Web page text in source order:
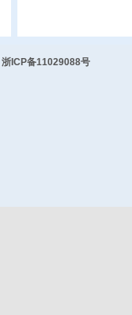
浙ICP备11029088号